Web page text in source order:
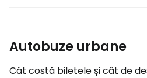
Autobuze urbane
Cât costă biletele și cât de